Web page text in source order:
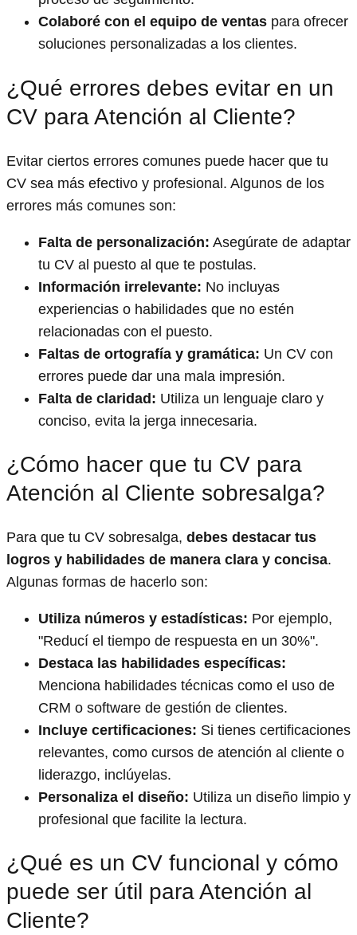
Colaboré con el equipo de ventas para ofrecer
soluciones personalizadas a los clientes.
¿Qué errores debes evitar en un
CV para Atención al Cliente?
Evitar ciertos errores comunes puede hacer que tu
CV sea más efectivo y profesional. Algunos de los
errores más comunes son:
Falta de personalización: Asegúrate de adaptar
tu CV al puesto al que te postulas.
Información irrelevante: No incluyas
experiencias o habilidades que no estén
relacionadas con el puesto.
Faltas de ortografía y gramática: Un CV con
errores puede dar una mala impresión.
Falta de claridad: Utiliza un lenguaje claro y
conciso, evita la jerga innecesaria.
¿Cómo hacer que tu CV para
Atención al Cliente sobresalga?
Para que tu CV sobresalga, debes destacar tus
logros y habilidades de manera clara y concisa.
Algunas formas de hacerlo son:
Utiliza números y estadísticas: Por ejemplo,
"Reducí el tiempo de respuesta en un 30%".
Destaca las habilidades específicas:
Menciona habilidades técnicas como el uso de
CRM o software de gestión de clientes.
Incluye certificaciones: Si tienes certificaciones
relevantes, como cursos de atención al cliente o
liderazgo, inclúyelas.
Personaliza el diseño: Utiliza un diseño limpio y
profesional que facilite la lectura.
¿Qué es un CV funcional y cómo
puede ser útil para Atención al
Cliente?